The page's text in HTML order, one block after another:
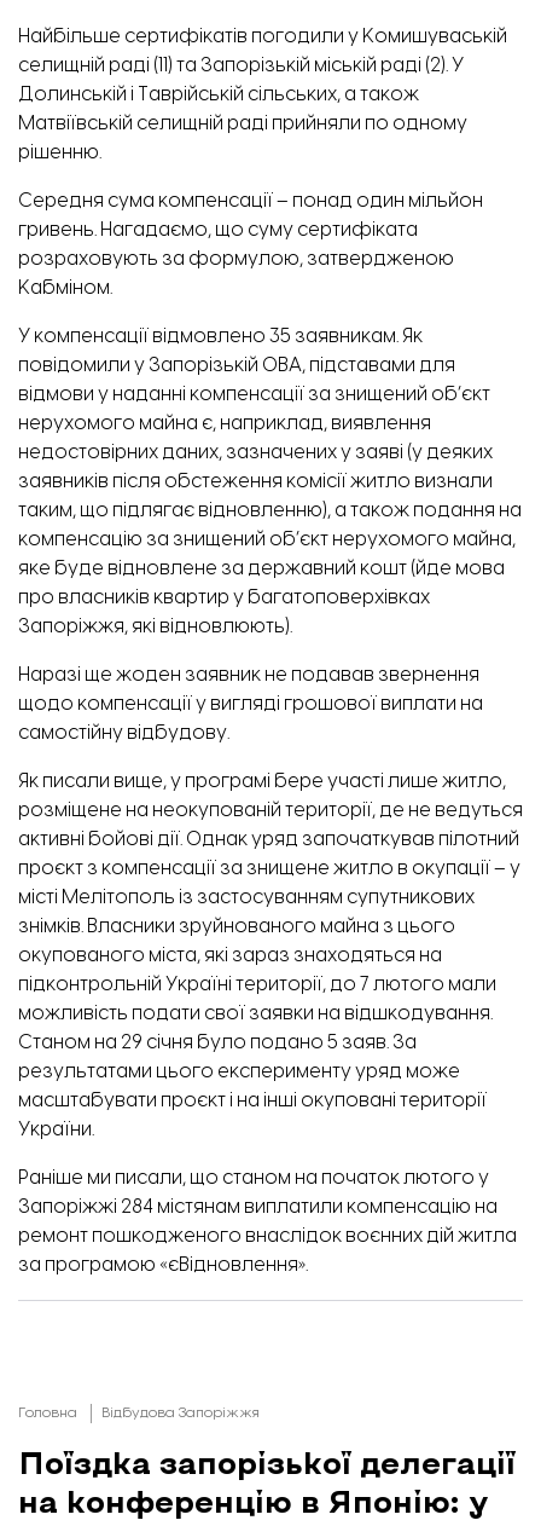
Найбільше сертифікатів погодили у Комишуваській
селищній раді (11) та Запорізькій міській раді (2). У
Долинській і Таврійській сільських, а також
Матвіївській селищній раді прийняли по одному
рішенню.
Середня сума компенсації – понад один мільйон
гривень. Нагадаємо, що суму сертифіката
розраховують за формулою, затвердженою
Кабміном.
У компенсації відмовлено 35 заявникам. Як
повідомили у Запорізькій ОВА, підставами для
відмови у наданні компенсації за знищений об’єкт
нерухомого майна є, наприклад, виявлення
недостовірних даних, зазначених у заяві (у деяких
заявників після обстеження комісії житло визнали
таким, що підлягає відновленню), а також подання на
компенсацію за знищений об’єкт нерухомого майна,
яке буде відновлене за державний кошт (йде мова
про власників квартир у багатоповерхівках
Запоріжжя, які відновлюють).
Наразі ще жоден заявник не подавав звернення
щодо компенсації у вигляді грошової виплати на
самостійну відбудову.
Як писали вище, у програмі бере участі лише житло,
розміщене на неокупованій території, де не ведуться
активні бойові дії. Однак уряд започаткував пілотний
проєкт з компенсації за знищене житло в окупації – у
місті Мелітополь із застосуванням супутникових
знімків. Власники зруйнованого майна з цього
окупованого міста, які зараз знаходяться на
підконтрольній Україні території, до 7 лютого мали
можливість подати свої заявки на відшкодування.
Станом на 29 січня було подано 5 заяв. За
результатами цього експерименту уряд може
масштабувати проєкт і на інші окуповані території
України.
Раніше ми писали, що станом на початок лютого у
Запоріжжі 284 містянам виплатили компенсацію на
ремонт пошкодженого внаслідок воєнних дій житла
за програмою «єВідновлення».
Головна Відбудова Запоріжжя
Поїздка запорізької делегації
на конференцію в Японію: у